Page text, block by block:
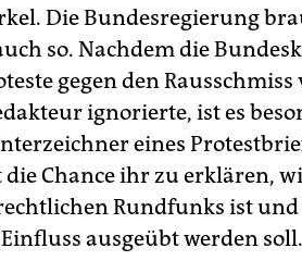
Die Bundesregierung
so. Nachdem die
gegen den
ignorierte, ist es
eines
Chance ihr zu erklären,
Rundfunks ist
ausgeübt werden soll.